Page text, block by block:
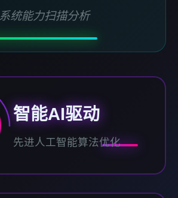
系统能力扫描分析
智能AI驱动
先进人工智能算法优化